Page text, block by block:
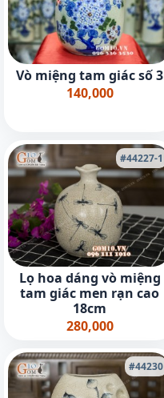
Vò miệng tam giác số 3
140,000
#44227-1
Lọ hoa dáng vò miệng
tam giác men rạn cao
18cm
280,000
#44230